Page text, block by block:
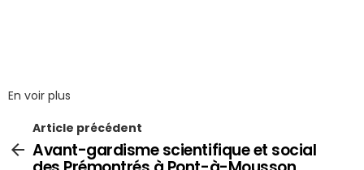
En voir plus
Article précédent
Avant-gardisme scientifique et social